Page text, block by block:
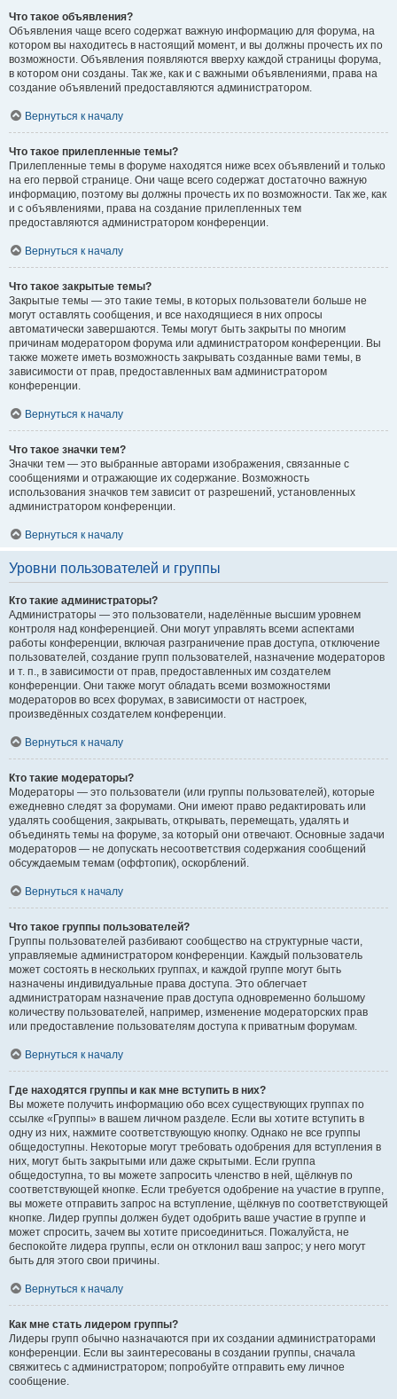
Что такое объявления?
Объявления чаще всего содержат важную информацию для форума, на
котором вы находитесь в настоящий момент, и вы должны прочесть их по
возможности. Объявления появляются вверху каждой страницы форума,
в котором они созданы. Так же, как и с важными объявлениями, права на
создание объявлений предоставляются администратором.
Вернуться к началу
Что такое прилепленные темы?
Прилепленные темы в форуме находятся ниже всех объявлений и только
на его первой странице. Они чаще всего содержат достаточно важную
информацию, поэтому вы должны прочесть их по возможности. Так же, как
и с объявлениями, права на создание прилепленных тем
предоставляются администратором конференции.
Вернуться к началу
Что такое закрытые темы?
Закрытые темы — это такие темы, в которых пользователи больше не
могут оставлять сообщения, и все находящиеся в них опросы
автоматически завершаются. Темы могут быть закрыты по многим
причинам модератором форума или администратором конференции. Вы
также можете иметь возможность закрывать созданные вами темы, в
зависимости от прав, предоставленных вам администратором
конференции.
Вернуться к началу
Что такое значки тем?
Значки тем — это выбранные авторами изображения, связанные с
сообщениями и отражающие их содержание. Возможность
использования значков тем зависит от разрешений, установленных
администратором конференции.
Вернуться к началу
Уровни пользователей и группы
Кто такие администраторы?
Администраторы — это пользователи, наделённые высшим уровнем
контроля над конференцией. Они могут управлять всеми аспектами
работы конференции, включая разграничение прав доступа, отключение
пользователей, создание групп пользователей, назначение модераторов
и т. п., в зависимости от прав, предоставленных им создателем
конференции. Они также могут обладать всеми возможностями
модераторов во всех форумах, в зависимости от настроек,
произведённых создателем конференции.
Вернуться к началу
Кто такие модераторы?
Модераторы — это пользователи (или группы пользователей), которые
ежедневно следят за форумами. Они имеют право редактировать или
удалять сообщения, закрывать, открывать, перемещать, удалять и
объединять темы на форуме, за который они отвечают. Основные задачи
модераторов — не допускать несоответствия содержания сообщений
обсуждаемым темам (оффтопик), оскорблений.
Вернуться к началу
Что такое группы пользователей?
Группы пользователей разбивают сообщество на структурные части,
управляемые администратором конференции. Каждый пользователь
может состоять в нескольких группах, и каждой группе могут быть
назначены индивидуальные права доступа. Это облегчает
администраторам назначение прав доступа одновременно большому
количеству пользователей, например, изменение модераторских прав
или предоставление пользователям доступа к приватным форумам.
Вернуться к началу
Где находятся группы и как мне вступить в них?
Вы можете получить информацию обо всех существующих группах по
ссылке «Группы» в вашем личном разделе. Если вы хотите вступить в
одну из них, нажмите соответствующую кнопку. Однако не все группы
общедоступны. Некоторые могут требовать одобрения для вступления в
них, могут быть закрытыми или даже скрытыми. Если группа
общедоступна, то вы можете запросить членство в ней, щёлкнув по
соответствующей кнопке. Если требуется одобрение на участие в группе,
вы можете отправить запрос на вступление, щёлкнув по соответствующей
кнопке. Лидер группы должен будет одобрить ваше участие в группе и
может спросить, зачем вы хотите присоединиться. Пожалуйста, не
беспокойте лидера группы, если он отклонил ваш запрос; у него могут
быть для этого свои причины.
Вернуться к началу
Как мне стать лидером группы?
Лидеры групп обычно назначаются при их создании администраторами
конференции. Если вы заинтересованы в создании группы, сначала
свяжитесь с администратором; попробуйте отправить ему личное
сообщение.